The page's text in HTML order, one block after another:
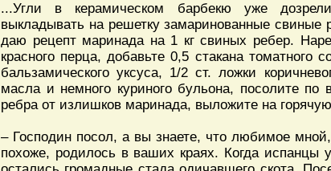
...Угли в керамическом барбекю уже
выкладывать на решетку замаринованные
даю рецепт маринада на 1 кг свиных ребер.
красного перца, добавьте 0,5 стакана томатного
бальзамического уксуса, 1/2 ст. ложки
масла и немного куриного бульона, посолите по
ребра от излишков маринада, выложите на
– Господин посол, а вы знаете, что любимое
похоже, родилось в ваших краях. Когда испанцы